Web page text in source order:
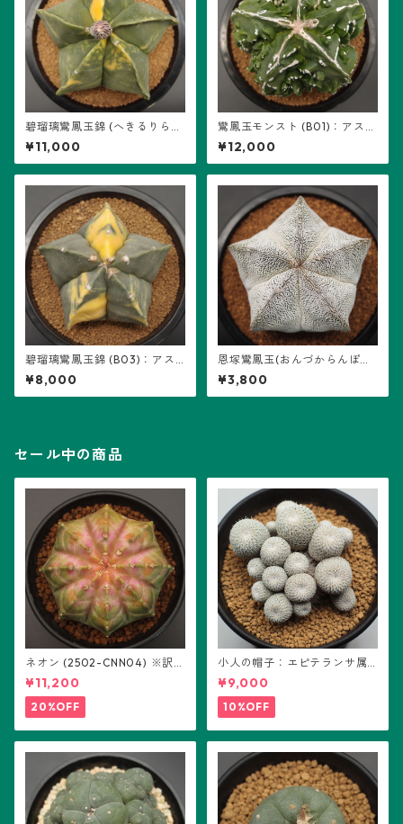
碧瑠璃鸞鳳玉錦 (へきるりらん
ぽうぎょくにしき) (B04)：ア
ストロフィツム属 ※実生
¥11,000
鸞鳳玉モンスト (B01)：アスト
ロフィツム属 ※実生
¥12,000
碧瑠璃鸞鳳玉錦 (B03)：アス
トロフィツム属 ※実生
¥8,000
恩塚鸞鳳玉(おんづからんぽう
ぎょく)・アストロフィツム属
(B04) ※実生
¥3,800
セール中の商品
ネオン (2502-CNN04) ※訳あ
り：ギムノカリキウム属 ※実
生
¥11,200
20%OFF
小人の帽子：エピテランサ属
(B01)
¥9,000
10%OFF